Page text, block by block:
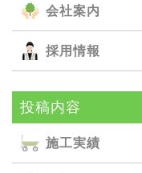
会社案内
採用情報
投稿内容
施⼯実績